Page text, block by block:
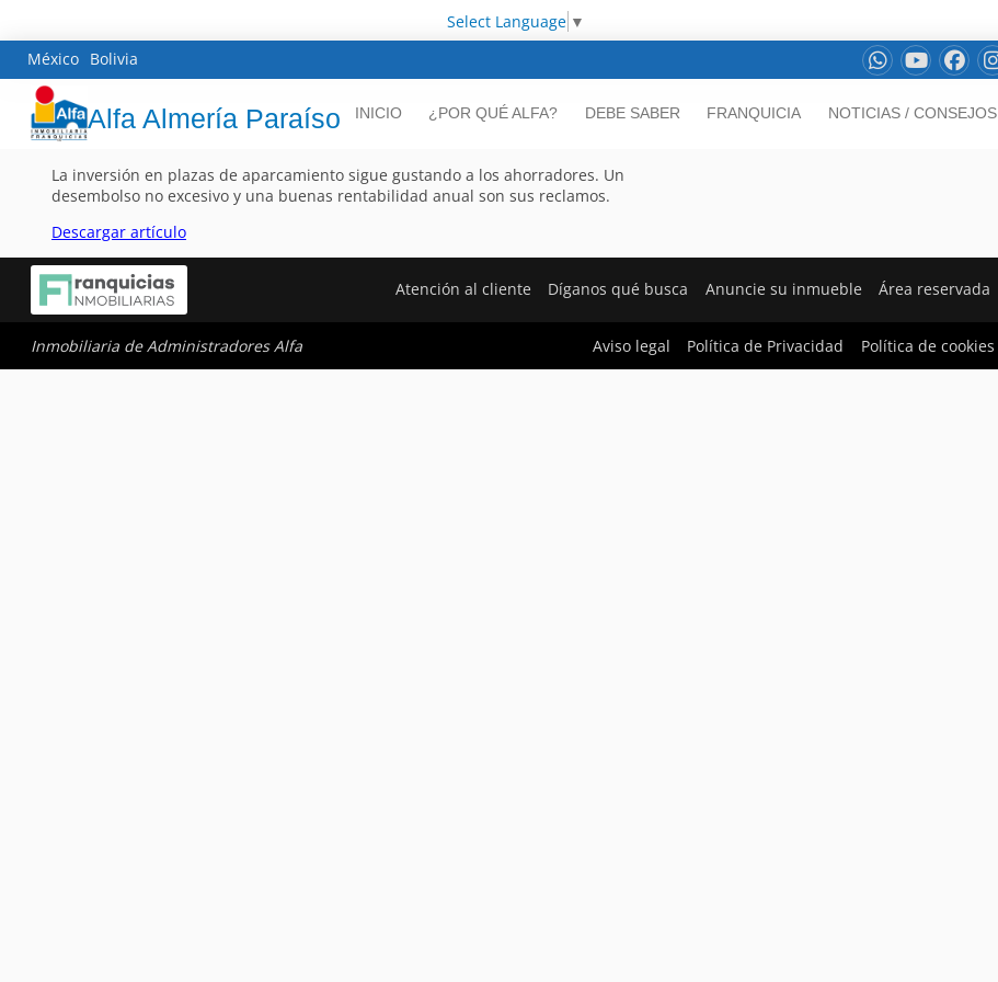
Select Language ▼
México Bolivia
Alfa Almería Paraíso INICIO ¿POR QUÉ ALFA? DEBE SABER FRANQUICIA NOTICIAS / CONSEJOS
La inversión en plazas de aparcamiento sigue gustando a los ahorradores. Un
desembolso no excesivo y una buenas rentabilidad anual son sus reclamos.
Descargar artículo
Atención al cliente Díganos qué busca Anuncie su inmueble Área reservada
Inmobiliaria de Administradores Alfa Aviso legal Política de Privacidad Política de cookies